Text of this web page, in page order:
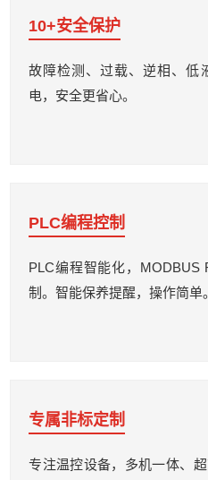
10+安全保护
故障检测、过载、逆相、低
电，安全更省心。
PLC编程控制
PLC编程智能化，MODBUS
制。智能保养提醒，操作简单。
专属非标定制
专注温控设备，多机一体、